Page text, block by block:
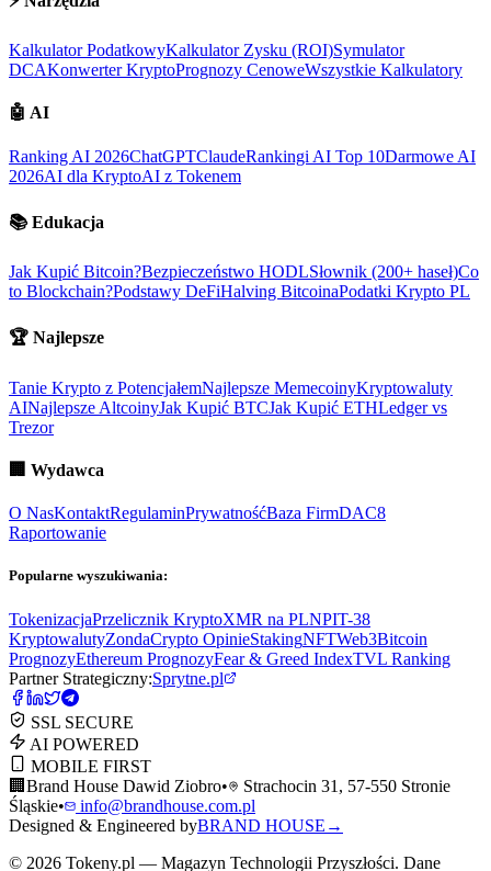
Kalkulator PodatkowyKalkulator Zysku (ROI)Symulator
DCAKonwerter KryptoPrognozy CenoweWszystkie Kalkulatory
🤖 AI
Ranking AI 2026ChatGPTClaudeRankingi AI Top 10Darmowe AI
2026AI dla KryptoAI z Tokenem
📚 Edukacja
Jak Kupić Bitcoin?Bezpieczeństwo HODLSłownik (200+ haseł)Co
to Blockchain?Podstawy DeFiHalving BitcoinaPodatki Krypto PL
🏆 Najlepsze
Tanie Krypto z PotencjałemNajlepsze MemecoinyKryptowaluty
AINajlepsze AltcoinyJak Kupić BTCJak Kupić ETHLedger vs
Trezor
🏢 Wydawca
O NasKontaktRegulaminPrywatnośćBaza FirmDAC8
Raportowanie
Popularne wyszukiwania:
TokenizacjaPrzelicznik KryptoXMR na PLNPIT-38
KryptowalutyZondaCrypto OpinieStakingNFTWeb3Bitcoin
PrognozyEthereum PrognozyFear & Greed IndexTVL Ranking
Partner Strategiczny:Sprytne.pl
SSL SECURE
AI POWERED
MOBILE FIRST
🏢 Brand House Dawid Ziobro•
Strachocin 31, 57-550 Stronie
Śląskie•
info@brandhouse.com.pl
Designed & Engineered byBRAND HOUSE →
© 2026 Tokeny.pl — Magazyn Technologii Przyszłości. Dane